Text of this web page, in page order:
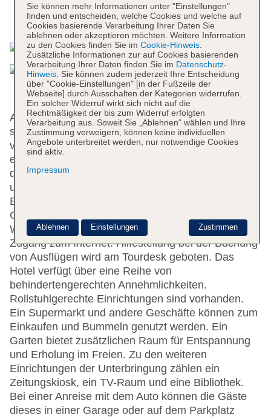
Das bietet Ihre Unterkunft
Auf die Gäste warten 60 Zimmer und 50 Suiten, die
sich auf zwei 7-stöckige Gebäude mit Aufzügen
verteilen. Rund um die Uhr steht den Gästen
englisch- und französischsprachiges Personal an
der Rezeption mit Tat und Rat zur Seite, das Ein-
und Auschecken ist 24 h am Tag möglich. Zu den
Einrichtungen des Apartmenthotels gehören eine
Gepäckaufbewahrung, ein Safe und eine
Wechselstube. Per WLAN erhalten die Gäste
Zugang zum Internet. Hilfestellung bei der Buchung
von Ausflügen wird am Tourdesk geboten. Das
Hotel verfügt über eine Reihe von
behindertengerechten Annehmlichkeiten.
Rollstuhlgerechte Einrichtungen sind vorhanden.
Ein Supermarkt und andere Geschäfte können zum
Einkaufen und Bummeln genutzt werden. Ein
Garten bietet zusätzlichen Raum für Entspannung
und Erholung im Freien. Zu den weiteren
Einrichtungen der Unterbringung zählen ein
Zeitungskiosk, ein TV-Raum und eine Bibliothek.
Bei einer Anreise mit dem Auto können die Gäste
dieses in einer Garage oder auf dem Parkplatz
Sie können mehr Informationen unter "Einstellungen"
finden und entscheiden, welche Cookies und welche auf
Cookies basierende Verarbeitung Ihrer Daten Sie
ablehnen oder akzeptieren möchten. Weitere Information
zu den Cookies finden Sie im Cookie-Hinweis.
Zusätzliche Informationen zur auf Cookies basierenden
Verarbeitung Ihrer Daten finden Sie im Datenschutz-
Hinweis. Sie können zudem jederzeit Ihre Entscheidung
über "Cookie-Einstellungen" [in der Fußzeile der
Webseite] durch Ausschalten der Kategorien widerrufen.
Ein solcher Widerruf wirkt sich nicht auf die
Rechtmäßigkeit der bis zum Widerruf erfolgten
Verarbeitung aus. Soweit Sie „Ablehnen“ wählen und Ihre
Zustimmung verweigern, können keine individuellen
Angebote unterbreitet werden, nur notwendige Cookies
sind aktiv.
Impressum
Zustimmen
Ablehnen Einstellungen